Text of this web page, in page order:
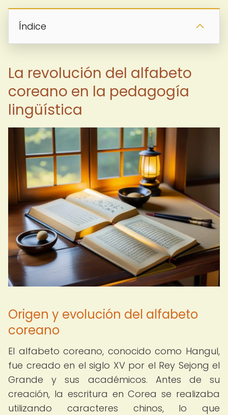
Índice
La revolución del alfabeto
coreano en la pedagogía
lingüística
Origen y evolución del alfabeto
coreano
El alfabeto coreano, conocido como Hangul,
fue creado en el siglo XV por el Rey Sejong el
Grande y sus académicos. Antes de su
creación, la escritura en Corea se realizaba
utilizando caracteres chinos, lo que